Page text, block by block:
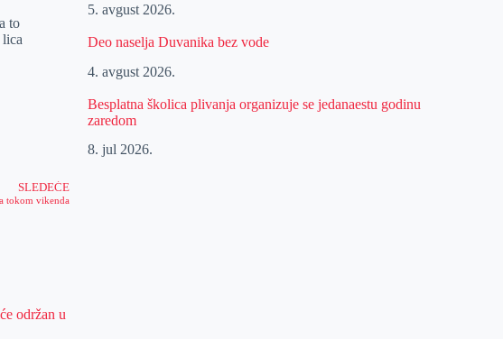
to
lica
SLEDEĆE
tokom vikenda
održan u
5. avgust 2026.
Deo naselja Duvanika bez vode
4. avgust 2026.
Besplatna školica plivanja organizuje se jedanaestu godinu
zaredom
8. jul 2026.